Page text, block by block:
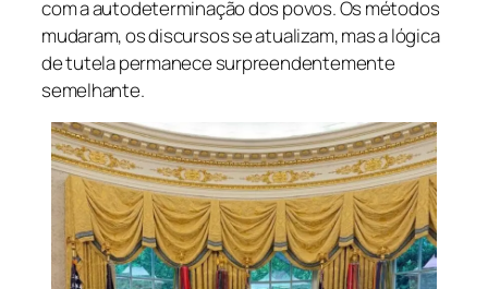
com a autodeterminação dos povos. Os métodos
mudaram, os discursos se atualizam, mas a lógica
de tutela permanece surpreendentemente
semelhante.